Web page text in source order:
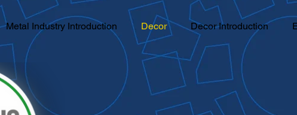
Metal Industry Introduction Decor Decor Introduction
Polyurethane Foaming Introduction Painting Painting